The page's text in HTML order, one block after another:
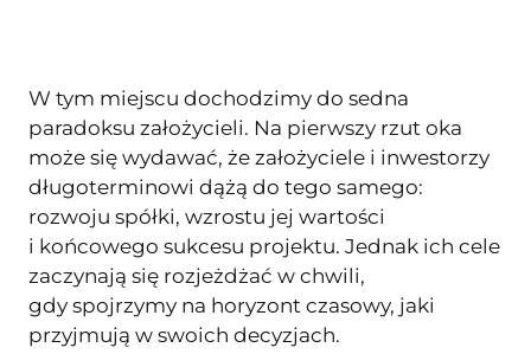
W tym miejscu dochodzimy do sedna
paradoksu założycieli. Na pierwszy rzut oka
może się wydawać, że założyciele i inwestorzy
długoterminowi dążą do tego samego:
rozwoju spółki, wzrostu jej wartości
i końcowego sukcesu projektu. Jednak ich cele
zaczynają się rozjeżdżać w chwili,
gdy spojrzymy na horyzont czasowy, jaki
przyjmują w swoich decyzjach.